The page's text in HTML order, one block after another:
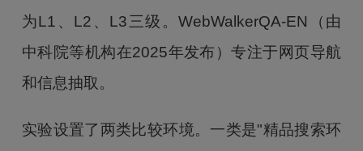
为L1、L2、L3三级。WebWalkerQA-EN（由
中科院等机构在2025年发布）专注于网页导航
和信息抽取。
实验设置了两类比较环境。一类是"精品搜索环